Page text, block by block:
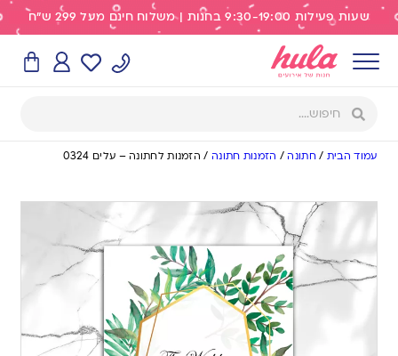
שעות פעילות 9:30-19:00 בחנות | משלוח חינם מעל 299 ש"ח
עמוד הבית /חתונה/ הזמנות חתונה / הזמנות לחתונה – עלים 0324